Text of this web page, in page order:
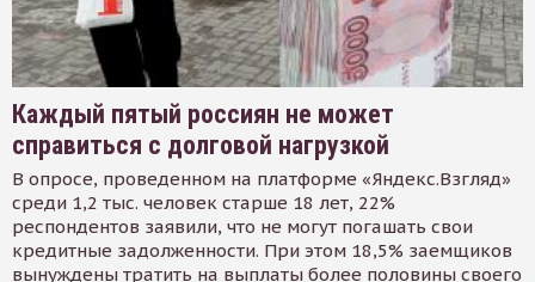
Каждый пятый россиян не может
справиться с долговой нагрузкой
В опросе, проведенном на платформе «Яндекс.Взгляд»
среди 1,2 тыс. человек старше 18 лет, 22%
респондентов заявили, что не могут погашать свои
кредитные задолженности. При этом 18,5% заемщиков
вынуждены тратить на выплаты более половины своего